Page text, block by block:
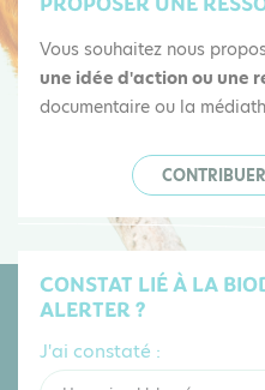
Vous souhaitez nous
une idée d'action ou une
documentaire ou la
CONSTAT LIÉ À LA
ALERTER ?
J'ai constaté :